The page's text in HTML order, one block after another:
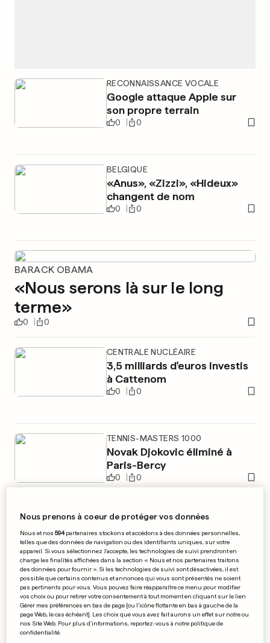
RECONNAISSANCE VOCALE
Google attaque Apple sur
son propre terrain
0 0
BELGIQUE
«Anus», «Zizzi», «Hideux»
changent de nom
0 0
BARACK OBAMA
«Nous serons là sur le long
terme»
0 0
CENTRALE NUCLÉAIRE
3,5 milliards d'euros investis
à Cattenom
0 0
TENNIS-MASTERS 1000
Novak Djokovic éliminé à
Paris-Bercy
0 0
PUBLICITÉ
Nous prenons à coeur de protéger vos données
Nous et nos594partenaires stockons et accédons à des données personnelles,
telles que des données de navigation ou des identifiants uniques, sur votre
appareil. Si vous sélectionnez J'accepte, les technologies de suivi prendront en
charge les finalités affichées dans la section « Nous et nos partenaires traitons
des données pour fournir ». Si les technologies de suivi sont désactivées, il est
possible que certains contenus et annonces qui vous sont présentés ne soient
pas pertinents pour vous. Vous pouvez faire réapparaître ce menu pour modifier
vos choix ou pour retirer votre consentement à tout moment en cliquant sur le lien
Gérer mes préférences en bas de page [ou l'icône flottante en bas à gauche de la
page Web, le cas échéant]. Les choix que vous avez fait aurons un effet sur notre ou
nos Site Web. Pour plus d’informations, reportez-vous à notre politique de
confidentialité.